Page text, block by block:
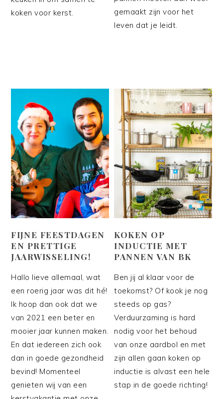
koken voor kerst.
gemaakt zijn voor het
leven dat je leidt.
FIJNE FEESTDAGEN
EN PRETTIGE
JAARWISSELING!
Hallo lieve allemaal, wat
een roerig jaar was dit hé!
Ik hoop dan ook dat we
van 2021 een beter en
mooier jaar kunnen maken.
En dat iedereen zich ook
dan in goede gezondheid
bevind! Momenteel
genieten wij van een
KOKEN OP
INDUCTIE MET
PANNEN VAN BK
Ben jij al klaar voor de
toekomst? Of kook je nog
steeds op gas?
Verduurzaming is hard
nodig voor het behoud
van onze aardbol en met
zijn allen gaan koken op
inductie is alvast een hele
stap in de goede richting!